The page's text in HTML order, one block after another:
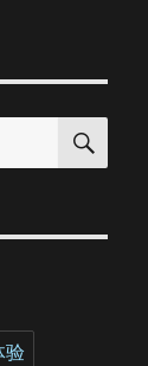
搜
验